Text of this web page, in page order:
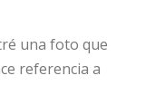
una foto que
referencia a